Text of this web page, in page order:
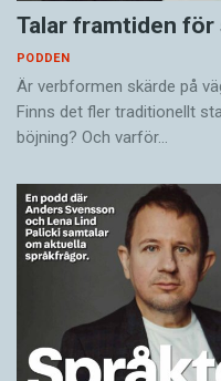
Talar framtiden för
PODDEN
Är verbformen skärde på
Finns det fler traditionellt
böjning? Och varför…